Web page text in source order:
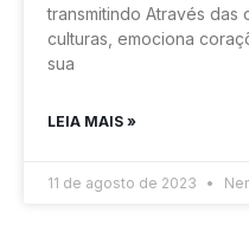
transmitindo Através das
culturas, emociona
sua
LEIA MAIS »
11 de agosto de 2023